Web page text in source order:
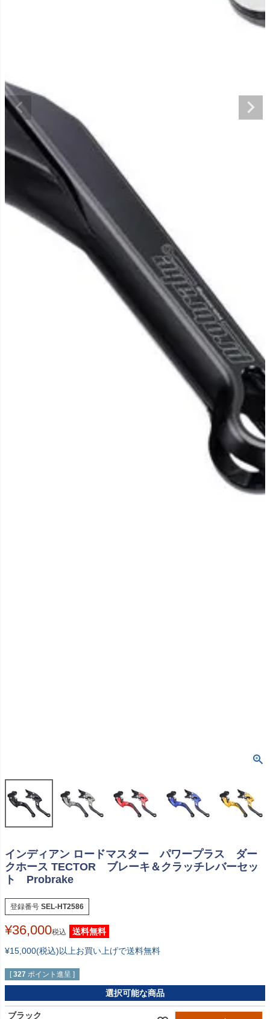
インディアン ロードマスター パワープラス ダー
クホース TECTOR ブレーキ＆クラッチレバーセッ
ト Probrake
登録番号 SEL-HT2586
¥36,000税込
送料無料
¥15,000(税込)以上お買い上げで送料無料
[ 327 ポイント進呈 ]
選択可能な商品
ブラック